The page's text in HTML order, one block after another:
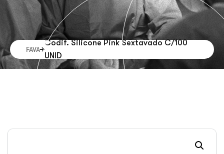
FAVA
Codif. Silicone Pink Sextavado C/100
UNID